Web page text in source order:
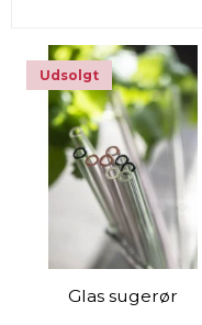
Udsolgt
Glas sugerør